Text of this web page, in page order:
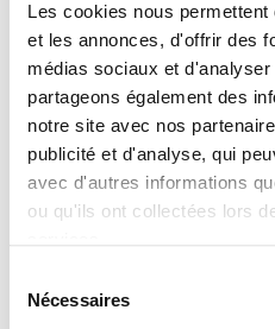
Les cookies nous
et les annonces, d'offrir des
médias sociaux et
partageons également des
notre site avec nos
publicité et d'analyse, qui
avec d'autres informations
ou qu'ils ont collectées lors
Nécessaires